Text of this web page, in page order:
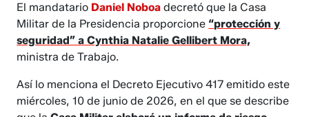
El mandatario Daniel Noboa decretó que la Casa
Militar de la Presidencia proporcione“protección y
seguridad” a Cynthia Natalie Gellibert Mora,
ministra de Trabajo.
Así lo menciona el Decreto Ejecutivo 417 emitido este
miércoles, 10 de junio de 2026, en el que se describe